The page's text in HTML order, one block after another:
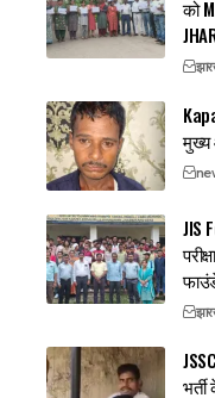
को
मुख्य
JIS